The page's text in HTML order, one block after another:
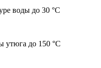
воды до 30 °C
утюга до 150 °C